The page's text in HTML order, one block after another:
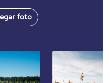
foto